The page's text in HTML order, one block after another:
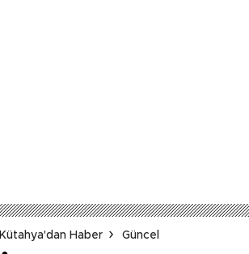
Kütahya'dan Haber Güncel